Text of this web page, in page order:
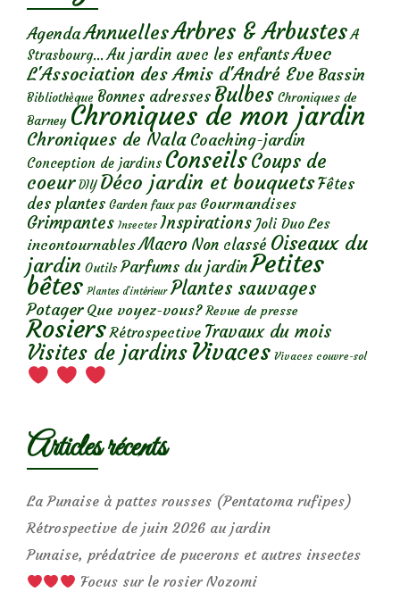
AgendaAnnuellesArbres & Arbustes A
Strasbourg... Au jardin avec les enfantsAvec
L'Association des Amis d'André Eve Bassin
Bibliothèque Bonnes adresses Bulbes Chroniques de
Barney Chroniques de mon jardin
Chroniques de Nala Coaching-jardin
Conception de jardins ConseilsCoups de
coeur DIY Déco jardin et bouquetsFêtes
des plantes Garden faux pas Gourmandises
Grimpantes Insectes Inspirations Joli Duo Les
incontournables Macro Non classé Oiseaux du
jardin Outils Parfums du jardinPetites
bêtes Plantes d’intérieur Plantes sauvages
Potager Que voyez-vous? Revue de presse
Rosiers Rétrospective Travaux du mois
Visites de jardins Vivaces Vivaces couvre-sol
Articles récents
La Punaise à pattes rousses (Pentatoma rufipes)
Rétrospective de juin 2026 au jardin
Punaise, prédatrice de pucerons et autres insectes
Focus sur le rosier Nozomi